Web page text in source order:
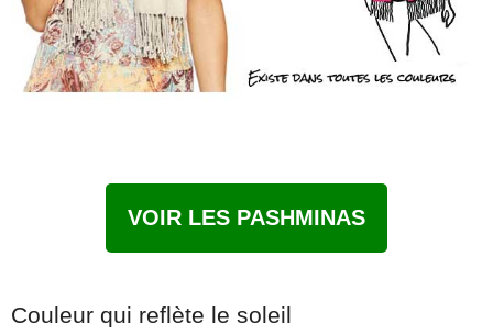
VOIR LES PASHMINAS
Couleur qui reflète le soleil